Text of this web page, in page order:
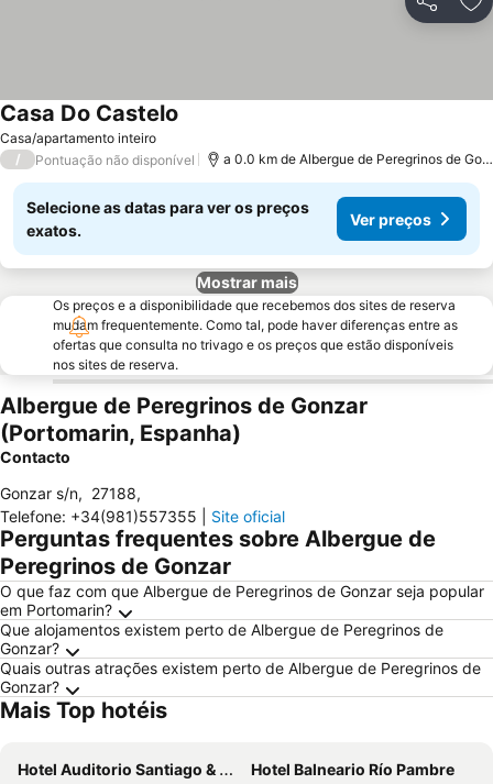
Partilhar
Casa/apartamento inteiro
Casa Do Castelo
/ Pontuação não disponível a 0.0 km de Albergue de Peregrinos de
Selecione as datas para ver os preços
exatos.
Ver preços
Mostrar mais
Os preços e a disponibilidade que recebemos dos sites de reserva
mudam frequentemente. Como tal, pode haver diferenças entre as
ofertas que consulta no trivago e os preços que estão disponíveis
nos sites de reserva.
Albergue de Peregrinos de Gonzar
(Portomarin, Espanha)
Contacto
Gonzar s/n, 27188,
Telefone: +34(981)557355 Site oficial
Perguntas frequentes sobre Albergue de
Peregrinos de Gonzar
O que faz com que Albergue de Peregrinos de Gonzar seja popular
em Portomarin?
Que alojamentos existem perto de Albergue de Peregrinos de
Gonzar?
Quais outras atrações existem perto de Albergue de Peregrinos de
Gonzar?
Mais Top hotéis
Hotel Auditorio Santiago & Spa
Hotel Balneario Río Pambre